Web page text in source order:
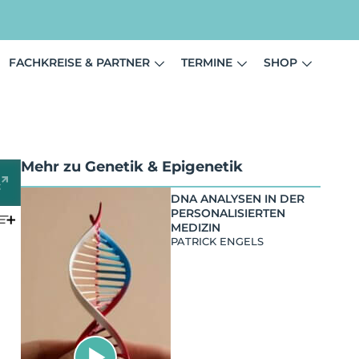
FACHKREISE & PARTNER TERMINE SHOP
Mehr zu Genetik & Epigenetik
DNA ANALYSEN IN DER
PERSONALISIERTEN
MEDIZIN
PATRICK ENGELS